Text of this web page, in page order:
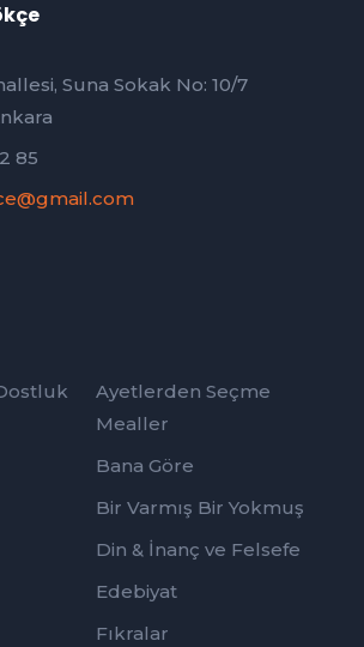
Suna Sokak No: 10/7
85
Ayetlerden Seçme
Mealler
Bana Göre
Bir Varmış Bir Yokmuş
Din & İnanç ve Felsefe
Edebiyat
Fıkralar